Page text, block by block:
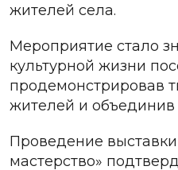
жителей села.
Мероприятие стало
культурной жизни
продемонстрировав
жителей и объединив
Проведение
мастерство»